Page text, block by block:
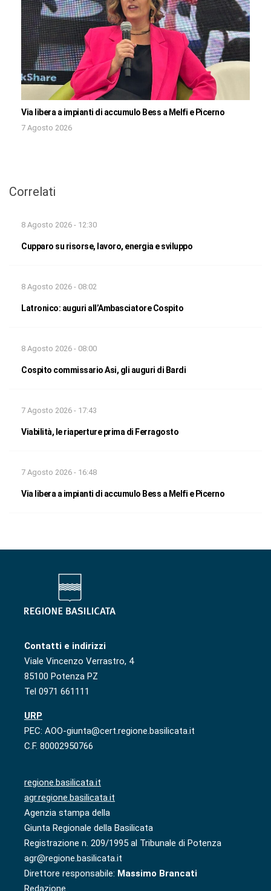
Via libera a impianti di accumulo Bess a Melfi e Picerno
7 Agosto 2026
Correlati
8 Agosto 2026 - 12:30
Cupparo su risorse, lavoro, energia e sviluppo
8 Agosto 2026 - 08:02
Latronico: auguri all’Ambasciatore Cospito
8 Agosto 2026 - 08:00
Cospito commissario Asi, gli auguri di Bardi
7 Agosto 2026 - 17:43
Viabilità, le riaperture prima di Ferragosto
7 Agosto 2026 - 16:48
Via libera a impianti di accumulo Bess a Melfi e Picerno
Contatti e indirizzi
Viale Vincenzo Verrastro, 4
85100 Potenza PZ
Tel 0971 661111
URP
PEC: AOO-giunta@cert.regione.basilicata.it
C.F. 80002950766
regione.basilicata.it
agr.regione.basilicata.it
Agenzia stampa della
Giunta Regionale della Basilicata
Registrazione n. 209/1995 al Tribunale di Potenza
agr@regione.basilicata.it
Direttore responsabile: Massimo Brancati
Redazione